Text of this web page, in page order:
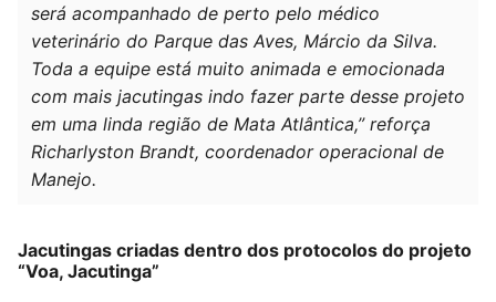
será acompanhado de perto pelo médico
veterinário do Parque das Aves, Márcio da Silva.
Toda a equipe está muito animada e emocionada
com mais jacutingas indo fazer parte desse projeto
em uma linda região de Mata Atlântica,” reforça
Richarlyston Brandt, coordenador operacional de
Manejo.
Jacutingas criadas dentro dos protocolos do projeto
“Voa, Jacutinga”